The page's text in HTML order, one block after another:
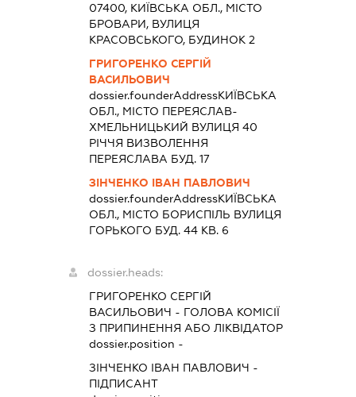
07400, КИЇВСЬКА ОБЛ., МІСТО
БРОВАРИ, ВУЛИЦЯ
КРАСОВСЬКОГО, БУДИНОК 2
ГРИГОРЕНКО СЕРГІЙ
ВАСИЛЬОВИЧ
dossier.founderAddressКИЇВСЬКА
ОБЛ., МІСТО ПЕРЕЯСЛАВ-
ХМЕЛЬНИЦЬКИЙ ВУЛИЦЯ 40
РІЧЧЯ ВИЗВОЛЕННЯ
ПЕРЕЯСЛАВА БУД. 17
ЗІНЧЕНКО ІВАН ПАВЛОВИЧ
dossier.founderAddressКИЇВСЬКА
ОБЛ., МІСТО БОРИСПІЛЬ ВУЛИЦЯ
ГОРЬКОГО БУД. 44 КВ. 6
dossier.heads:
ГРИГОРЕНКО СЕРГІЙ
ВАСИЛЬОВИЧ - ГОЛОВА КОМІСІЇ
З ПРИПИНЕННЯ АБО ЛІКВІДАТОР
dossier.position -
ЗІНЧЕНКО ІВАН ПАВЛОВИЧ -
ПІДПИСАНТ